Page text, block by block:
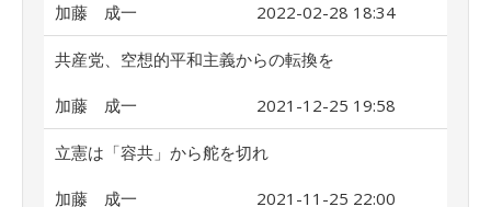
加藤 成一 2022-02-28 18:34
共産党、空想的平和主義からの転換を
加藤 成一 2021-12-25 19:58
立憲は「容共」から舵を切れ
加藤 成一 2021-11-25 22:00